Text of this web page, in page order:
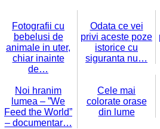
Fotografii cu
bebelusi de
animale in uter,
chiar inainte
de…
Odata ce vei
privi aceste poze
istorice cu
siguranta nu…
Noi hranim
lumea – ”We
Feed the World”
– documentar…
Cele mai
colorate orase
din lume